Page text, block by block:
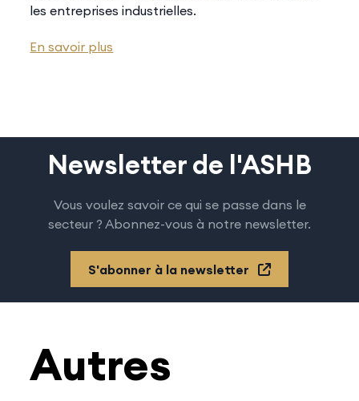
les entreprises industrielles.
En savoir plus
Newsletter de l'ASHB
Vous voulez savoir ce qui se passe dans le
secteur ? Abonnez-vous à notre newsletter.
S'abonner à la newsletter
Autres